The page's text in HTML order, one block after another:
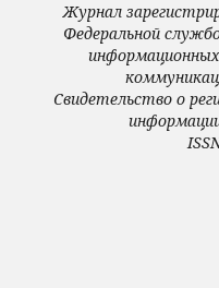
Журнал
Федеральной
Свидетельство о